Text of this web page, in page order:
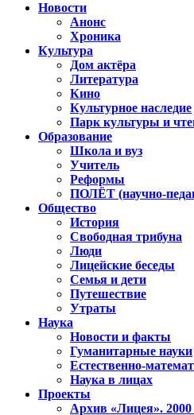
Новости
Анонс
Хроника
Культура
Дом актёра
Литература
Кино
Культурное наследие
Парк культуры и
Образование
Школа и вуз
Учитель
Реформы
ПОЛЁТ (научно-
Общество
История
Свободная трибуна
Люди
Лицейские беседы
Семья и дети
Путешествие
Утраты
Наука
Новости и факты
Гуманитарные науки
Естественно-
Наука в лицах
Проекты
Архив «Лицея».